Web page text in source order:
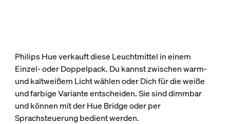
Philips Hue verkauft diese Leuchtmittel in einem
Einzel- oder Doppelpack. Du kannst zwischen warm-
und kaltweißem Licht wählen oder Dich für die weiße
und farbige Variante entscheiden. Sie sind dimmbar
und können mit der Hue Bridge oder per
Sprachsteuerung bedient werden.